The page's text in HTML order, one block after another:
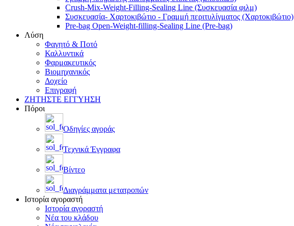
Crush-Mix-Weight-Filling-Sealing Line (Συσκευασία φιλμ)
Συσκευασία- Χαρτοκιβώτιο - Γραμμή περιτυλίγματος (Χαρτοκιβώτιο)
Pre-bag Open-Weight-filling-Sealing Line (Pre-bag)
Λύση
Φαγητό & Ποτό
Καλλυντικά
Φαρμακευτικός
Βιομηχανικός
Δοχείο
Επιγραφή
ΖΗΤΗΣΤΕ ΕΓΓΥΗΣΗ
Πόροι
Οδηγίες αγοράς
Τεχνικά Έγγραφα
Βίντεο
Διαγράμματα μετατροπών
Ιστορία αγοραστή
Ιστορία αγοραστή
Νέα του κλάδου